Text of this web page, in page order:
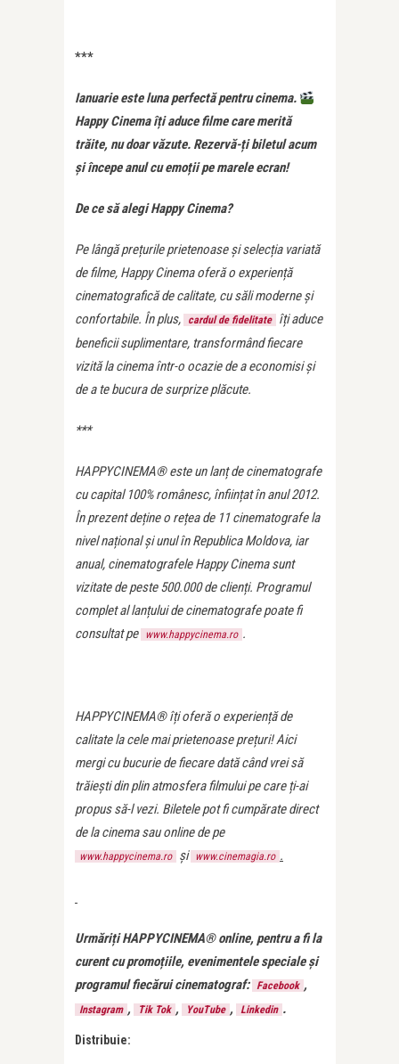
***
Ianuarie este luna perfectă pentru cinema.
Happy Cinema îți aduce filme care merită
trăite, nu doar văzute. Rezervă-ți biletul acum
și începe anul cu emoții pe marele ecran!
De ce să alegi Happy Cinema?
Pe lângă prețurile prietenoase și selecția variată
de filme, Happy Cinema oferă o experiență
cinematografică de calitate, cu săli moderne și
confortabile. În plus,
cardul de fidelitate
îți aduce
beneficii suplimentare, transformând fiecare
vizită la cinema într-o ocazie de a economisi și
de a te bucura de surprize plăcute.
***
HAPPYCINEMA® este un lanț de cinematografe
cu capital 100% românesc, înființat în anul 2012.
În prezent deține o rețea de 11 cinematografe la
nivel național și unul în Republica Moldova, iar
anual, cinematografele Happy Cinema sunt
vizitate de peste 500.000 de clienți. Programul
complet al lanțului de cinematografe poate fi
consultat pe www.happycinema.ro .
HAPPYCINEMA® îți oferă o experiență de
calitate la cele mai prietenoase prețuri! Aici
mergi cu bucurie de fiecare dată când vrei să
trăiești din plin atmosfera filmului pe care ți-ai
propus să-l vezi. Biletele pot fi cumpărate direct
de la cinema sau online de pe
www.happycinema.ro și www.cinemagia.ro .
Urmăriți HAPPYCINEMA® online, pentru a fi la
curent cu promoțiile, evenimentele speciale și
programul fiecărui cinematograf: Facebook ,
Instagram , Tik Tok , YouTube , Linkedin .
Distribuie: